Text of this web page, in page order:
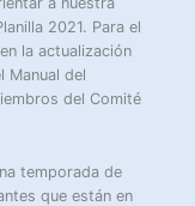
2021. Para el
la actualización
Manual del
del Comité
temporada de
que están en